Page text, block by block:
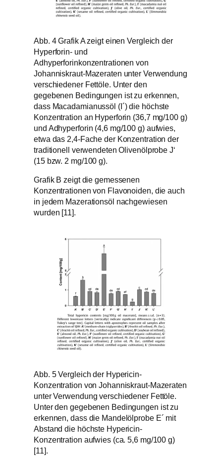
Abb. 4 Grafik A zeigt einen Vergleich der
Hyperforin- und
Adhyperforinkonzentrationen von
Johanniskraut-Mazeraten unter Verwendung
verschiedener Fettöle. Unter den
gegebenen Bedingungen ist zu erkennen,
dass Macadamianussöl (I´) die höchste
Konzentration an Hyperforin (36,7 mg/100 g)
und Adhyperforin (4,6 mg/100 g) aufwies,
etwa das 2,4-Fache der Konzentration der
traditionell verwendeten Olivenölprobe J‘
(15 bzw. 2 mg/100 g).
Grafik B zeigt die gemessenen
Konzentrationen von Flavonoiden, die auch
in jedem Mazerationsöl nachgewiesen
wurden [11].
Abb. 5 Vergleich der Hypericin-
Konzentration von Johanniskraut-Mazeraten
unter Verwendung verschiedener Fettöle.
Unter den gegebenen Bedingungen ist zu
erkennen, dass die Mandelölprobe E´ mit
Abstand die höchste Hypericin-
Konzentration aufwies (ca. 5,6 mg/100 g)
[11].